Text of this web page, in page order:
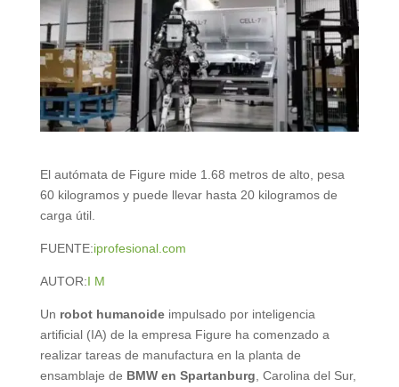
El autómata de Figure mide 1.68 metros de alto, pesa
60 kilogramos y puede llevar hasta 20 kilogramos de
carga útil.
FUENTE:iprofesional.com
AUTOR:I M
Un robot humanoideimpulsado por inteligencia
artificial (IA) de la empresa Figure ha comenzado a
realizar tareas de manufactura en la planta de
ensamblaje de BMW en Spartanburg , Carolina del Sur,